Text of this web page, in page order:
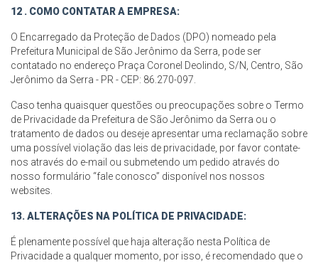
12 . COMO CONTATAR A EMPRESA:
O Encarregado da Proteção de Dados (DPO) nomeado pela
Prefeitura Municipal de São Jerônimo da Serra, pode ser
contatado no endereço Praça Coronel Deolindo, S/N, Centro, São
Jerônimo da Serra - PR - CEP: 86.270-097.
Caso tenha quaisquer questões ou preocupações sobre o Termo
de Privacidade da Prefeitura de São Jerônimo da Serra ou o
tratamento de dados ou deseje apresentar uma reclamação sobre
uma possível violação das leis de privacidade, por favor contate-
nos através do e-mail ou submetendo um pedido através do
nosso formulário “fale conosco” disponível nos nossos
websites.
13. ALTERAÇÕES NA POLÍTICA DE PRIVACIDADE:
É plenamente possível que haja alteração nesta Política de
Privacidade a qualquer momento, por isso, é recomendado que o